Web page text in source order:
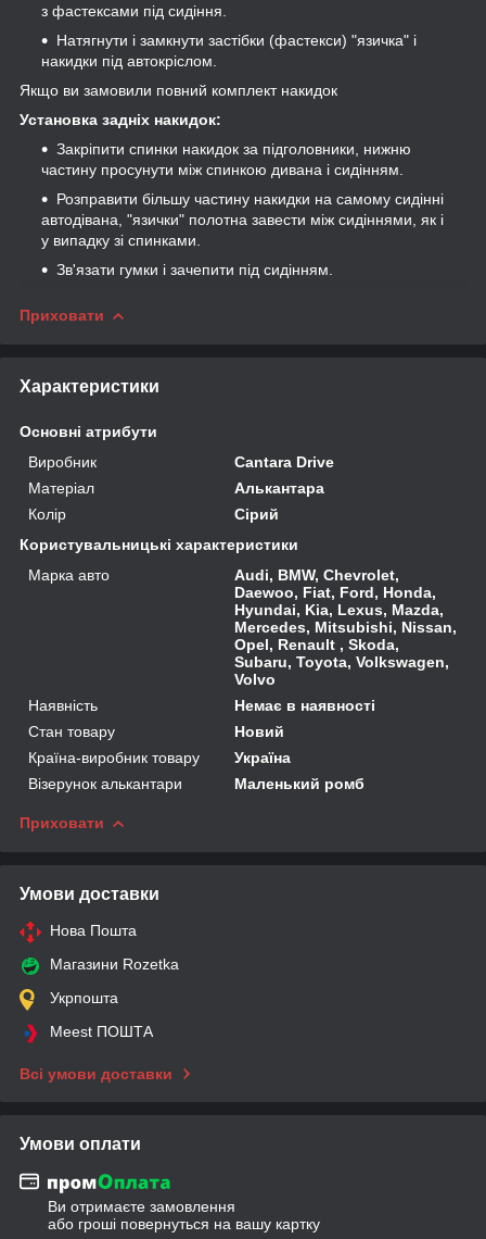
з фастексами під сидіння.
Натягнути і замкнути застібки (фастекси) "язичка" і
накидки під автокріслом.
Якщо ви замовили повний комплект накидок
Установка задніх накидок:
Закріпити спинки накидок за підголовники, нижню
частину просунути між спинкою дивана і сидінням.
Розправити більшу частину накидки на самому сидінні
автодівана, "язички" полотна завести між сидіннями, як і
у випадку зі спинками.
Зв'язати гумки і зачепити під сидінням.
Приховати
Характеристики
Основні атрибути
Виробник
Cantara Drive
Матеріал
Алькантара
Колір
Сірий
Користувальницькі характеристики
Марка авто
Audi, BMW, Chevrolet,
Daewoo, Fiat, Ford, Honda,
Hyundai, Kia, Lexus, Mazda,
Mercedes, Mitsubishi, Nissan,
Opel, Renault , Skoda,
Subaru, Toyota, Volkswagen,
Volvo
Наявність
Немає в наявності
Стан товару
Новий
Країна-виробник товару
Україна
Візерунок алькантари
Маленький ромб
Приховати
Умови доставки
Нова Пошта
Магазини Rozetka
Укрпошта
Meest ПОШТА
Всі умови доставки
Умови оплати
Ви отримаєте замовлення
або гроші повернуться на вашу картку